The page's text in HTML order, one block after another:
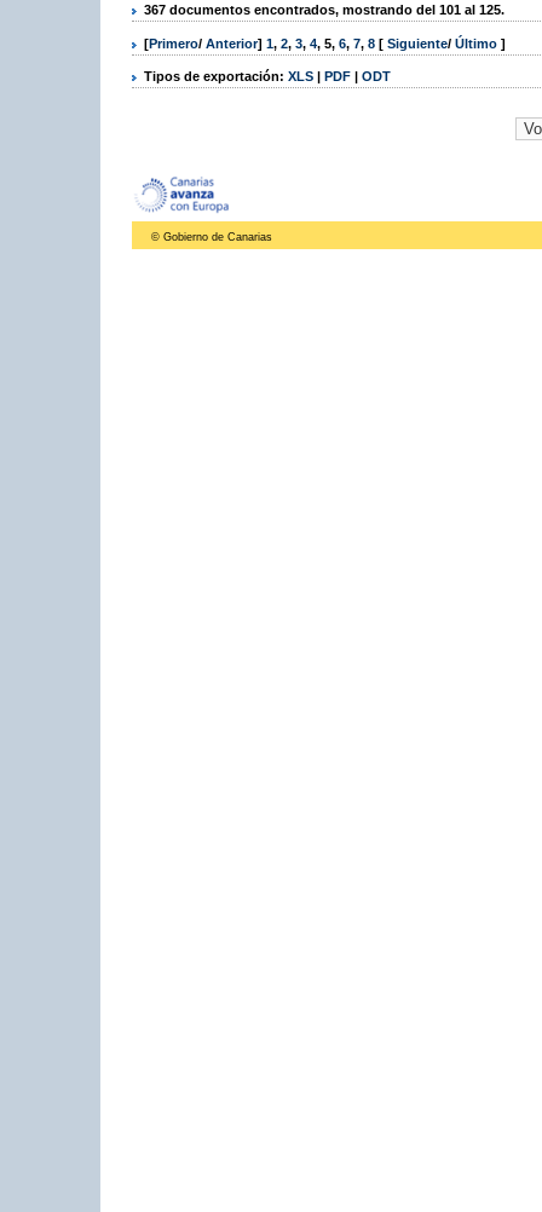
367 documentos encontrados, mostrando del 101 al 125.
[Primero/ Anterior] 1, 2, 3, 4, 5, 6, 7, 8 [ Siguiente/ Último ]
Tipos de exportación: XLS | PDF | ODT
© Gobierno de Canarias